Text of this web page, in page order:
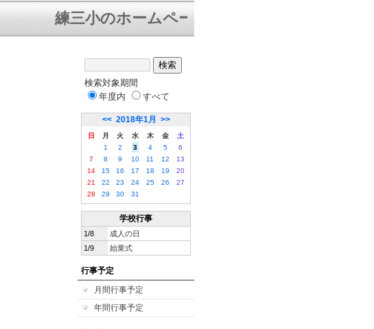
練三小のホームページにようこそ。下は「学
検索対象期間
年度内
すべて
<< 2018年1月 >>
日 月 火 水 木 金
土
1
2 3 4 5
6
7
8 9 10 11 12
13
14
15 16 17 18 19
20
21
22 23 24 25 26
27
28
29 30 31
学校行事
1/8
成人の日
1/9
始業式
行事予定
月間行事予定
年間行事予定